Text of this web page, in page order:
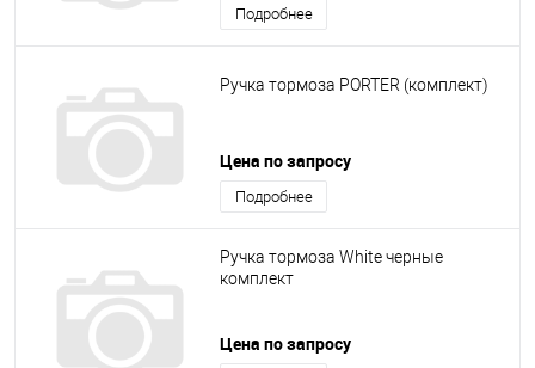
Подробнее
Ручка тормоза PORTER (комплект)
Цена по запросу
Подробнее
Ручка тормоза White черные
комплект
Цена по запросу